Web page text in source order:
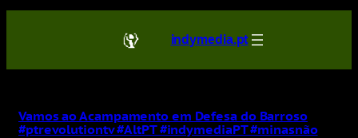
Saltar
conteúdo
indymedia.pt
Vamos ao Acampamento em Defesa do Barroso
#ptrevolutiontv #AltPT #indymediaPT #minasnão